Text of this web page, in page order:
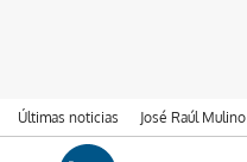
Últimas noticias José Raúl Mulino
Ir al contenido